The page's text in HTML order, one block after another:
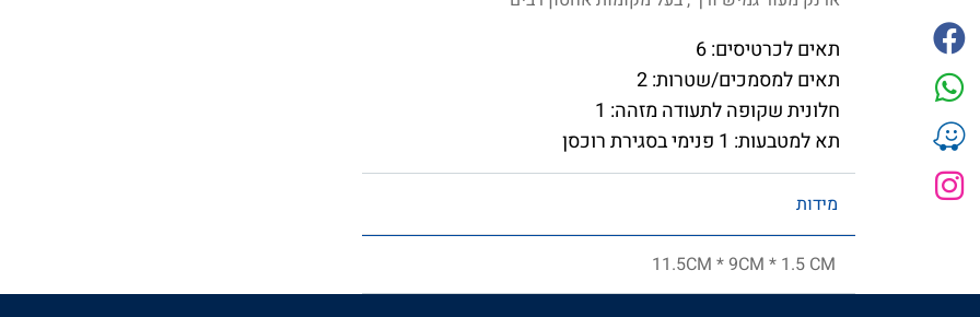
תאים לכרטיסים: 6
תאים למסמכים/שטרות: 2
חלונית שקופה לתעודה מזהה: 1
תא למטבעות: 1 פנימי בסגירת רוכסן
מידות
11.5CM * 9CM * 1.5 CM